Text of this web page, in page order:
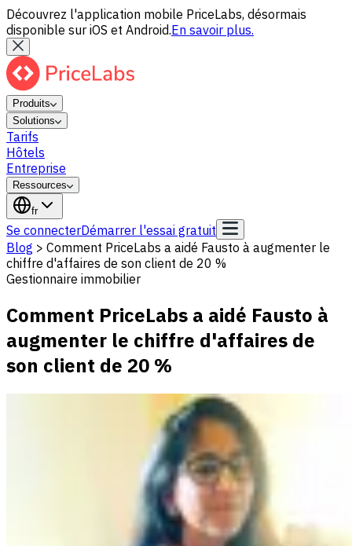
Découvrez l'application mobile PriceLabs, désormais
disponible sur iOS et Android.En savoir plus.
Produits
Solutions
Tarifs
Hôtels
Entreprise
Ressources
fr
Se connecterDémarrer l'essai gratuit
Blog > Comment PriceLabs a aidé Fausto à augmenter le
chiffre d'affaires de son client de 20 %
Gestionnaire immobilier
Comment PriceLabs a aidé Fausto à
augmenter le chiffre d'affaires de
son client de 20 %